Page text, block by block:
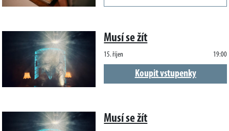
Musí se žít
15. říjen 19:00
Koupit vstupenky
Musí se žít